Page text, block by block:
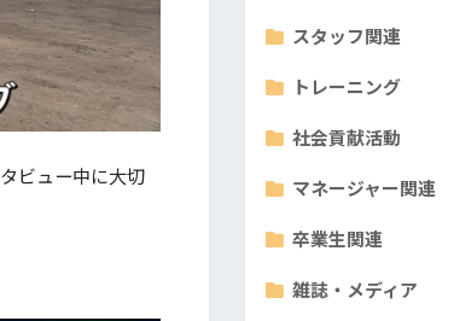
ビュー中に大切
スタッフ関連
トレーニング
社会貢献活動
マネージャー関連
卒業生関連
雑誌・メディア